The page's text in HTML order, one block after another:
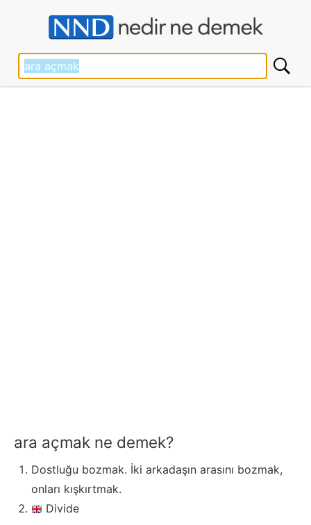
ara açmak ne demek?
Dostluğu bozmak. İki arkadaşın arasını bozmak,
onları kışkırtmak.
Divide